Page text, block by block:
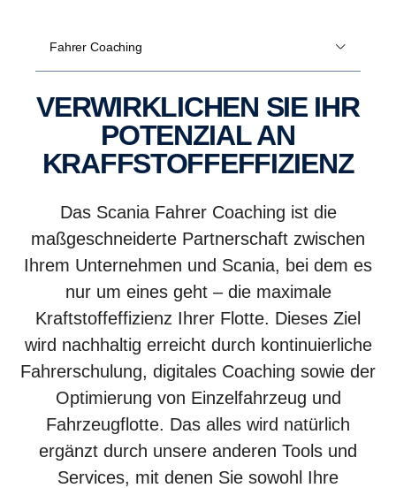
Fahrer Coaching
VERWIRKLICHEN SIE IHR
POTENZIAL AN
KRAFFSTOFFEFFIZIENZ
Das Scania Fahrer Coaching ist die
maßgeschneiderte Partnerschaft zwischen
Ihrem Unternehmen und Scania, bei dem es
nur um eines geht – die maximale
Kraftstoffeffizienz Ihrer Flotte. Dieses Ziel
wird nachhaltig erreicht durch kontinuierliche
Fahrerschulung, digitales Coaching sowie der
Optimierung von Einzelfahrzeug und
Fahrzeugflotte. Das alles wird natürlich
ergänzt durch unsere anderen Tools und
Services, mit denen Sie sowohl Ihre